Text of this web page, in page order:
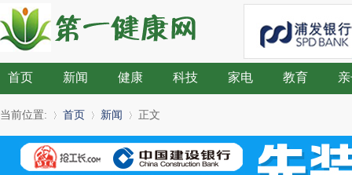
首页 新闻 健康 科技 家电 教育
当前位置: 首页 新闻 正文